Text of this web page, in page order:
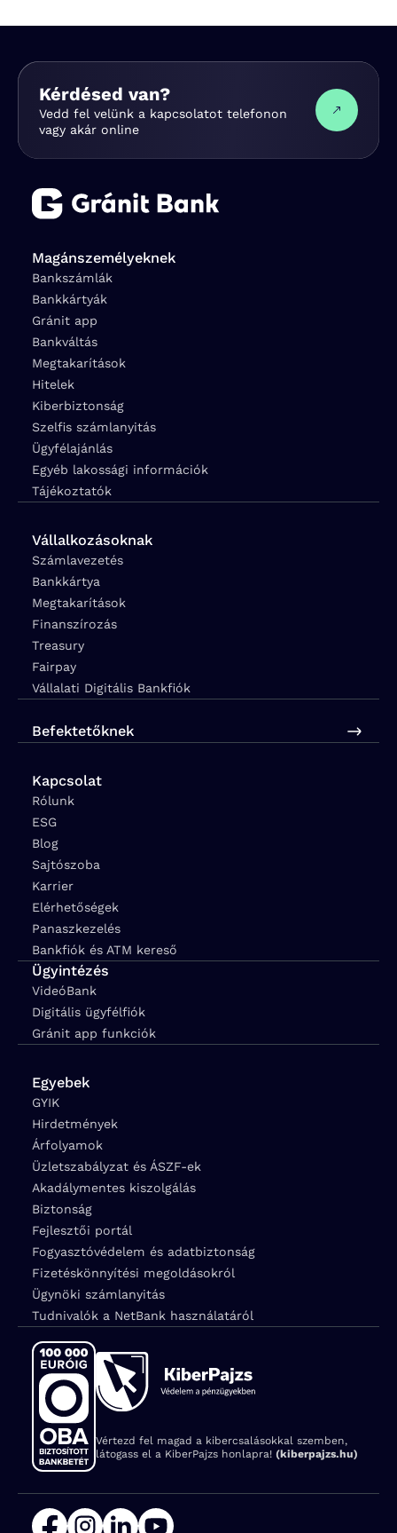
Kérdésed van?
Vedd fel velünk a kapcsolatot telefonon
vagy akár online
Magánszemélyeknek
Bankszámlák
Bankkártyák
Gránit app
Bankváltás
Megtakarítások
Hitelek
Kiberbiztonság
Szelfis számlanyitás
Ügyfélajánlás
Egyéb lakossági információk
Tájékoztatók
Vállalkozásoknak
Számlavezetés
Bankkártya
Megtakarítások
Finanszírozás
Treasury
Fairpay
Vállalati Digitális Bankfiók
Befektetőknek
Kapcsolat
Rólunk
ESG
Blog
Sajtószoba
Karrier
Elérhetőségek
Panaszkezelés
Bankfiók és ATM kereső
Ügyintézés
VideóBank
Digitális ügyfélfiók
Gránit app funkciók
Egyebek
GYIK
Hirdetmények
Árfolyamok
Üzletszabályzat és ÁSZF-ek
Akadálymentes kiszolgálás
Biztonság
Fejlesztői portál
Fogyasztóvédelem és adatbiztonság
Fizetéskönnyítési megoldásokról
Ügynöki számlanyitás
Tudnivalók a NetBank használatáról
Vértezd fel magad a kibercsalásokkal szemben,
látogass el a KiberPajzs honlapra! (kiberpajzs.hu)